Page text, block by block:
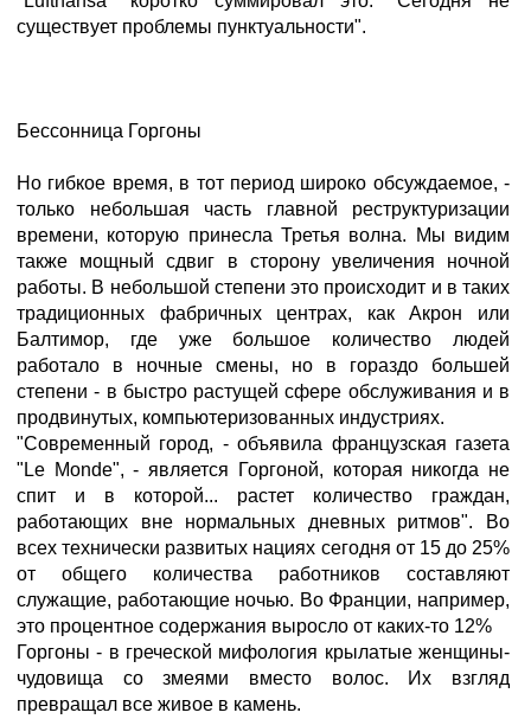
существует проблемы пунктуальности".
Бессонница Горгоны
Но гибкое время, в тот период широко обсуждаемое, -
только небольшая часть главной реструктуризации
времени, которую принесла Третья волна. Мы видим
также мощный сдвиг в сторону увеличения ночной
работы. В небольшой степени это происходит и в таких
традиционных фабричных центрах, как Акрон или
Балтимор, где уже большое количество людей
работало в ночные смены, но в гораздо большей
степени - в быстро растущей сфере обслуживания и в
продвинутых, компьютеризованных индустриях.
"Современный город, - объявила французская газета
"Le Monde", - является Горгоной, которая никогда не
спит и в которой... растет количество граждан,
работающих вне нормальных дневных ритмов". Во
всех технически развитых нациях сегодня от 15 до 25%
от общего количества работников составляют
служащие, работающие ночью. Во Франции, например,
это процентное содержания выросло от каких-то 12%
Горгоны - в греческой мифология крылатые женщины-
чудовища со змеями вместо волос. Их взгляд
превращал все живое в камень.